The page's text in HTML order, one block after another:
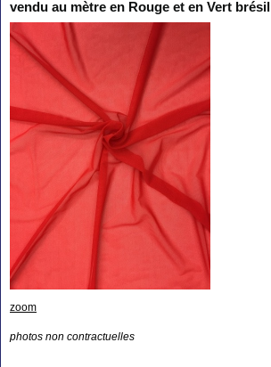
vendu au mètre en Rouge et en Vert brésil
zoom
photos non contractuelles